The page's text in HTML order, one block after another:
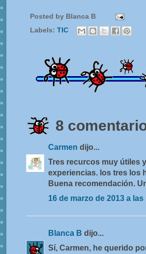
Posted by Blanca B
Labels: TIC
8
Carmen dijo...
Tres recurcos muy útiles
experiencias. los tres los
Buena recomendación.
16 de marzo de 2013 a las
Blanca B dijo...
Sí, Carmen, he querido